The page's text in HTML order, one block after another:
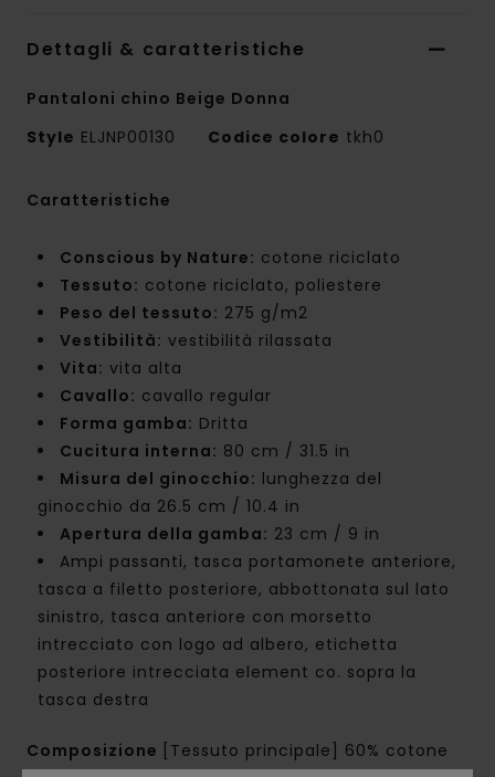
Dettagli & caratteristiche
Pantaloni chino Beige Donna
Style ELJNP00130 Codice colore tkh0
Caratteristiche
Conscious by Nature: cotone riciclato
Tessuto: cotone riciclato, poliestere
Peso del tessuto: 275 g/m2
Vestibilità: vestibilità rilassata
Vita: vita alta
Cavallo: cavallo regular
Forma gamba: Dritta
Cucitura interna: 80 cm / 31.5 in
Misura del ginocchio: lunghezza del
ginocchio da 26.5 cm / 10.4 in
Apertura della gamba: 23 cm / 9 in
Ampi passanti, tasca portamonete anteriore,
tasca a filetto posteriore, abbottonata sul lato
sinistro, tasca anteriore con morsetto
intrecciato con logo ad albero, etichetta
posteriore intrecciata element co. sopra la
tasca destra
Composizione
[Tessuto principale] 60% cotone